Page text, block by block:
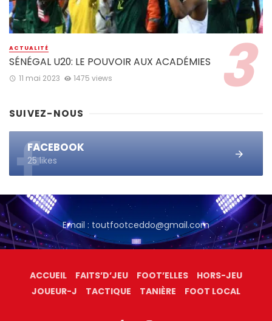
ACTUALITÉ
SÉNÉGAL U20: LE POUVOIR AUX ACADÉMIES
11 mai 2023 1475 views
SUIVEZ-NOUS
FACEBOOK
25 likes
Email : toutfootceddo@gmail.com
ACCUEIL FAITS’D’JEU FOOT’ELLES
HORS-JEU
JOUEUR-J
TACTIQUE TANIÈRE FOOT LOCAL